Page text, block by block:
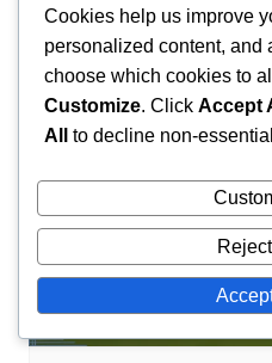
Amir El-Mansouri
Cookies help us improve
personalized content, and
choose which cookies to
Customize. Click Accept
All
to decline non-
Reject
Accept